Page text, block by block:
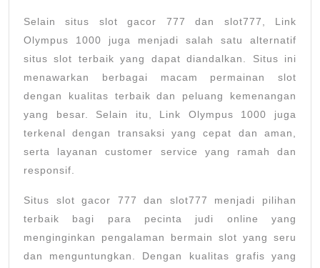
Selain situs slot gacor 777 dan slot777, Link
Olympus 1000 juga menjadi salah satu alternatif
situs slot terbaik yang dapat diandalkan. Situs ini
menawarkan berbagai macam permainan slot
dengan kualitas terbaik dan peluang kemenangan
yang besar. Selain itu, Link Olympus 1000 juga
terkenal dengan transaksi yang cepat dan aman,
serta layanan customer service yang ramah dan
responsif.
Situs slot gacor 777 dan slot777 menjadi pilihan
terbaik bagi para pecinta judi online yang
menginginkan pengalaman bermain slot yang seru
dan menguntungkan. Dengan kualitas grafis yang